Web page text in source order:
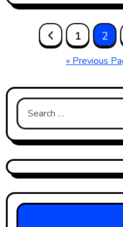
Posts
pagination
1 2
« Previous
Search
for: